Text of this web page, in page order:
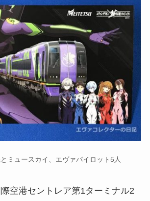
ミュースカイ、エヴァパイロット5人
空港セントレア第1ターミナル2